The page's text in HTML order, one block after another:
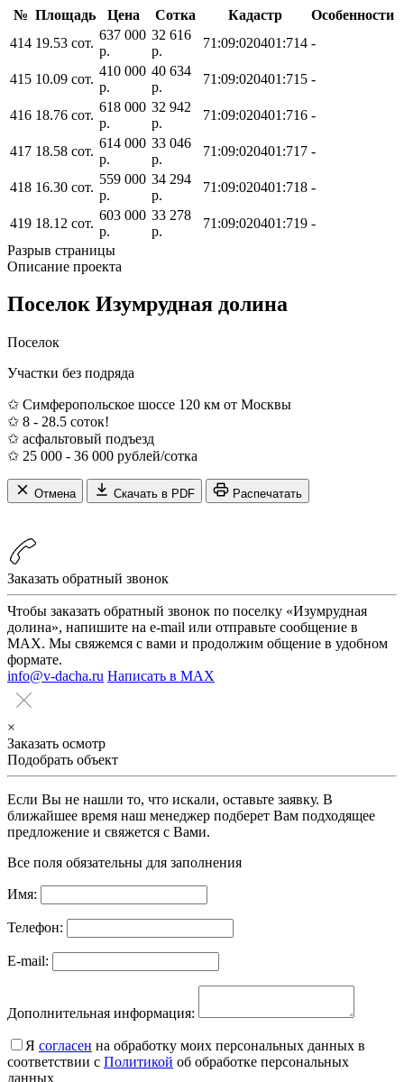
№ Площадь Цена Сотка Кадастр
Особенности
414 19.53 сот.
637 000
р.
32 616
р.
71:09:020401:714 -
415 10.09 сот.
410 000
р.
40 634
р.
71:09:020401:715 -
416 18.76 сот.
618 000
р.
32 942
р.
71:09:020401:716 -
417 18.58 сот.
614 000
р.
33 046
р.
71:09:020401:717 -
418 16.30 сот.
559 000
р.
34 294
р.
71:09:020401:718 -
419 18.12 сот.
603 000
р.
33 278
р.
71:09:020401:719 -
Разрыв страницы
Описание проекта
Поселок Изумрудная долина
Поселок
Участки без подряда
✩ Симферопольское шоссе 120 км от Москвы
✩ 8 - 28.5 соток!
✩ асфальтовый подъезд
✩ 25 000 - 36 000 рублей/сотка
Отмена Скачать в PDF Распечатать
Заказать обратный звонок
Чтобы заказать обратный звонок по поселку «Изумрудная
долина», напишите на e-mail или отправьте сообщение в
MAX. Мы свяжемся с вами и продолжим общение в удобном
формате.
info@v-dacha.ru Написать в MAX
×
Заказать осмотр
Подобрать объект
Если Вы не нашли то, что искали, оставьте заявку. В
ближайшее время наш менеджер подберет Вам подходящее
предложение и свяжется с Вами.
Все поля обязательны для заполнения
Имя:
Телефон:
E-mail:
Дополнительная информация:
Я согласен на обработку моих персональных данных в
соответствии с Политикой об обработке персональных
данных